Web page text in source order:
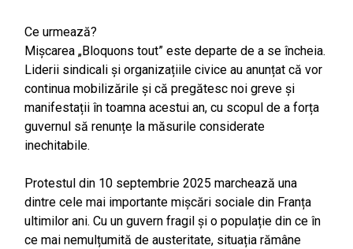
Ce urmează?
Mișcarea „Bloquons tout” este departe de a se încheia.
Liderii sindicali și organizațiile civice au anunțat că vor
continua mobilizările și că pregătesc noi greve și
manifestații în toamna acestui an, cu scopul de a forța
guvernul să renunțe la măsurile considerate
inechitabile.
Protestul din 10 septembrie 2025 marchează una
dintre cele mai importante mișcări sociale din Franța
ultimilor ani. Cu un guvern fragil și o populație din ce în
ce mai nemulțumită de austeritate, situația rămâne